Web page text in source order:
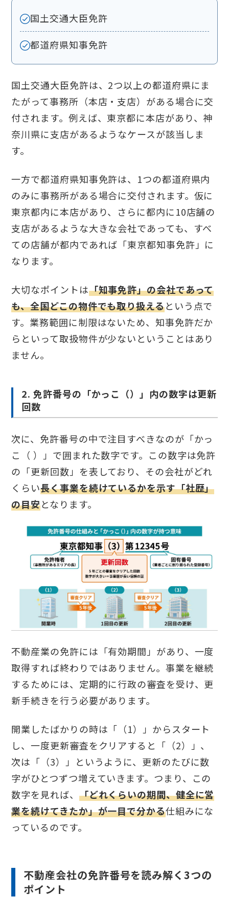
国土交通大臣免許
都道府県知事免許
国土交通大臣免許は、2つ以上の都道府県にま
たがって事務所（本店・支店）がある場合に交
付されます。例えば、東京都に本店があり、神
奈川県に支店があるようなケースが該当しま
す。
一方で都道府県知事免許は、1つの都道府県内
のみに事務所がある場合に交付されます。仮に
東京都内に本店があり、さらに都内に10店舗の
支店があるような大きな会社であっても、すべ
ての店舗が都内であれば「東京都知事免許」に
なります。
大切なポイントは「知事免許」の会社であって
も、全国どこの物件でも取り扱えるという点で
す。業務範囲に制限はないため、知事免許だか
らといって取扱物件が少ないということはあり
ません。
2. 免許番号の「かっこ（）」内の数字は更新
回数
次に、免許番号の中で注目すべきなのが「かっ
こ（ ）」で囲まれた数字です。この数字は免許
の「更新回数」を表しており、その会社がどれ
くらい長く事業を続けているかを示す「社歴」
の目安となります。
不動産業の免許には「有効期間」があり、一度
取得すれば終わりではありません。事業を継続
するためには、定期的に行政の審査を受け、更
新手続きを行う必要があります。
開業したばかりの時は「（1）」からスタート
し、一度更新審査をクリアすると「（2）」、
次は「（3）」というように、更新のたびに数
字がひとつずつ増えていきます。つまり、この
数字を見れば、 「どれくらいの期間、健全に営
業を続けてきたか」が一目で分かる仕組みにな
っているのです。
不動産会社の免許番号を読み解く3つの
ポイント